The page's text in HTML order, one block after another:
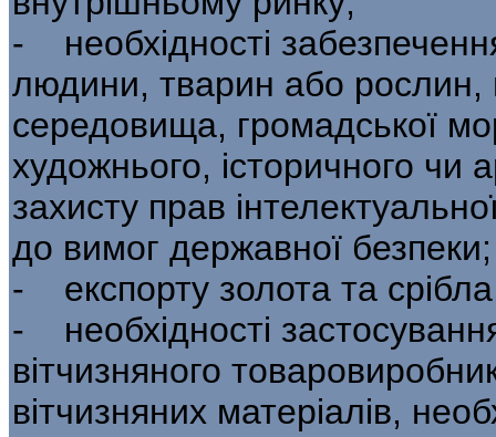
- необхідності
людини, тва­рин або рослин,
середовища, громадської
художнього, історичного чи
захисту прав
до вимог державної безпеки;
- експорту золота та
- необхідності
вітчизняного
вітчизняних матеріалів,